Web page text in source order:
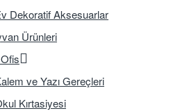
Dekoratif Aksesuarlar
Ürünleri
ve Yazı Gereçleri
Kırtasiyesi